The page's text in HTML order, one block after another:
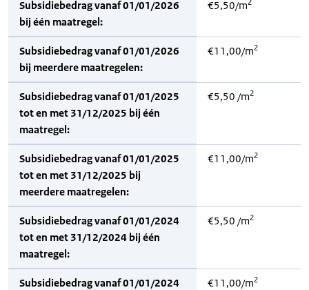
Subsidiebedrag vanaf 01/01/2026
bij één maatregel:
€5,50/m2
Subsidiebedrag vanaf 01/01/2026
bij meerdere maatregelen:
€11,00/m2
Subsidiebedrag vanaf 01/01/2025
tot en met 31/12/2025 bij één
maatregel:
€5,50 /m2
Subsidiebedrag vanaf 01/01/2025
tot en met 31/12/2025 bij
meerdere maatregelen:
€11,00/m2
Subsidiebedrag vanaf 01/01/2024
tot en met 31/12/2024 bij één
maatregel:
€5,50 /m2
Subsidiebedrag vanaf 01/01/2024
€11,00/m2